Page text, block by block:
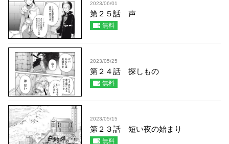
2023/06/01
第２５話 声
無料
2023/05/25
第２４話 探しもの
無料
2023/05/15
第２３話 短い夜の始まり
無料